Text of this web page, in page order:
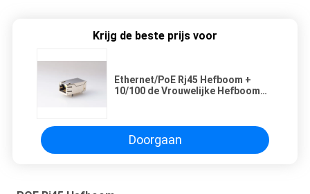
Krijg de beste prijs voor
Ethernet/PoE Rj45 Hefboom +
10/100 de Vrouwelijke Hefboom
Doorgaan